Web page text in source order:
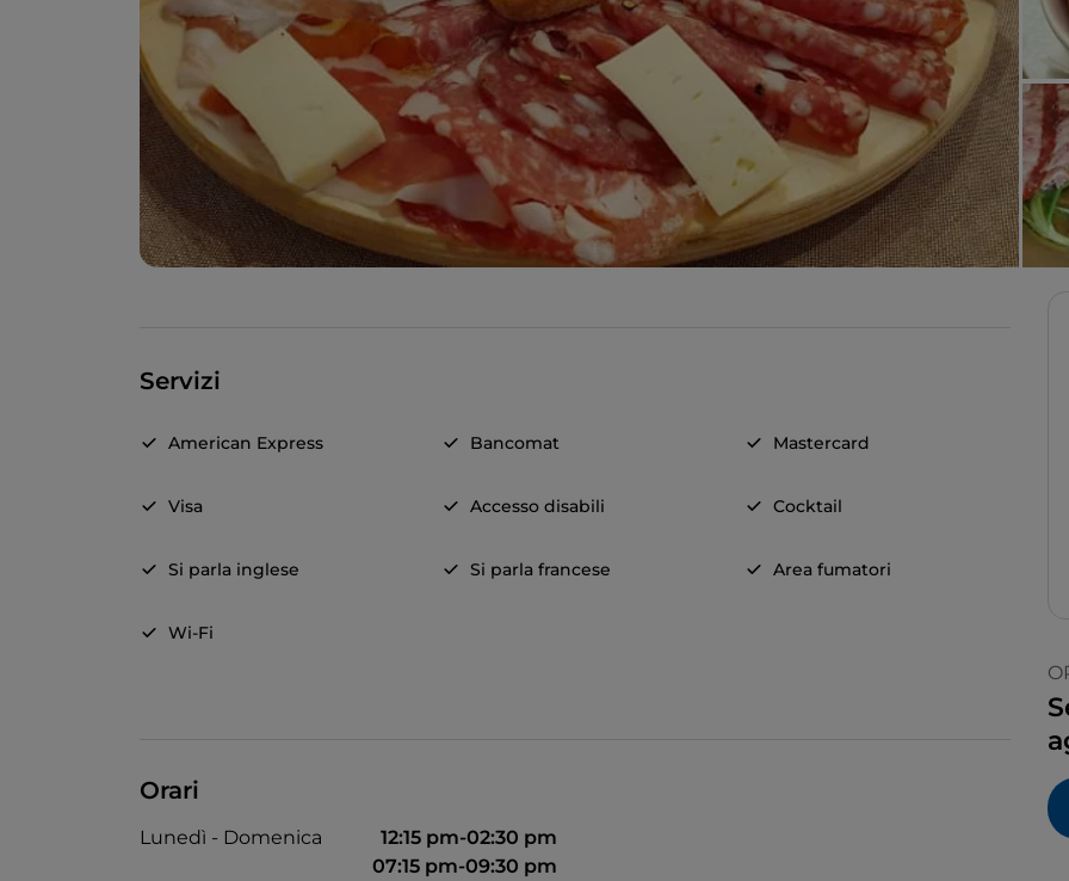
Servizi
American Express Bancomat Mastercard
Visa Accesso disabili Cocktail
Si parla inglese Si parla francese Area fumatori
Wi-Fi
Orari
Lunedì - Domenica
12:15 pm-02:30 pm
07:15 pm-09:30 pm